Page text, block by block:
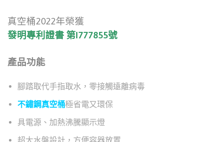
真空桶2022年榮獲
發明專利證書 第I777855號
產品功能
腳踏取代手指取水，零接觸遠離病毒
不鏽鋼真空桶極省電又環保
具電源、加熱沸騰顯示燈
超大水盤設計，方便容器放置